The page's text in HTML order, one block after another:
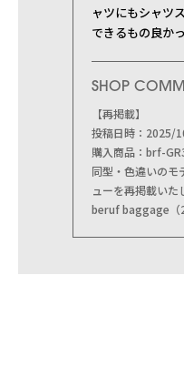
ャツにもシャツ
できるもの良かっ
SHOP
【再掲載】
投稿日時：2025/
購入商品：brf-
同型・色違いのモ
ューを再掲載いた
beruf baggage（